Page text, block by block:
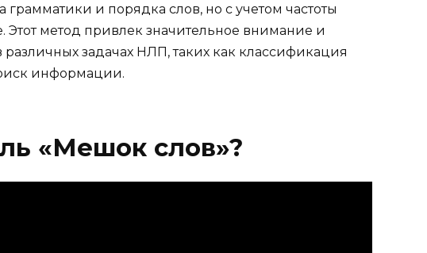
грамматики и порядка слов, но с учетом частоты
Этот метод привлек значительное внимание и
задачах НЛП, таких как классификация
информации.
«Мешок слов»?